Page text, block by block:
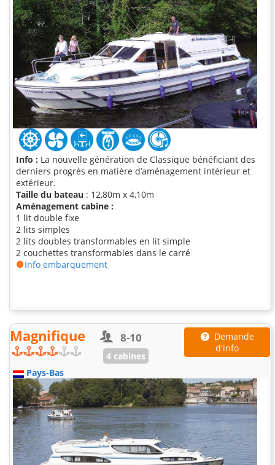
Info : La nouvelle génération de Classique bénéficiant des
derniers progrès en matière d’aménagement intérieur et
extérieur.
Taille du bateau : 12,80m x 4,10m
Aménagement cabine :
1 lit double fixe
2 lits simples
2 lits doubles transformables en lit simple
2 couchettes transformables dans le carré
Info embarquement
Magnifique 8-10
4 cabines
Demande
d'info
Pays-Bas